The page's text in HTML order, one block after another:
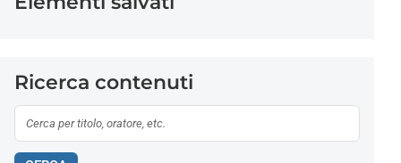
Ricerca contenuti